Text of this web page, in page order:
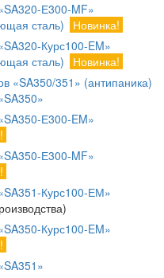
Е300-MF»
сталь)
Новинка!
Курс100-EM»
сталь)
Новинка!
«SA350/351» (антипаника)
Е300-EM»
Е300-MF»
Курс100-ЕМ»
Курс100-EM»